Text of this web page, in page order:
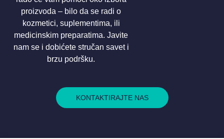
proizvoda – bilo da se radi o
kozmetici, suplementima, ili
medicinskim preparatima. Javite
nam se i dobićete stručan savet i
brzu podršku.
KONTAKTIRAJTE NAS